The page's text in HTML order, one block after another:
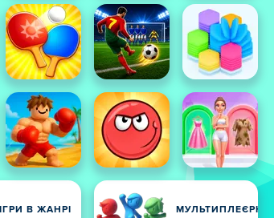
ІГРИ В ЖАНРІ
МУЛЬТИПЛЕЄРНІ